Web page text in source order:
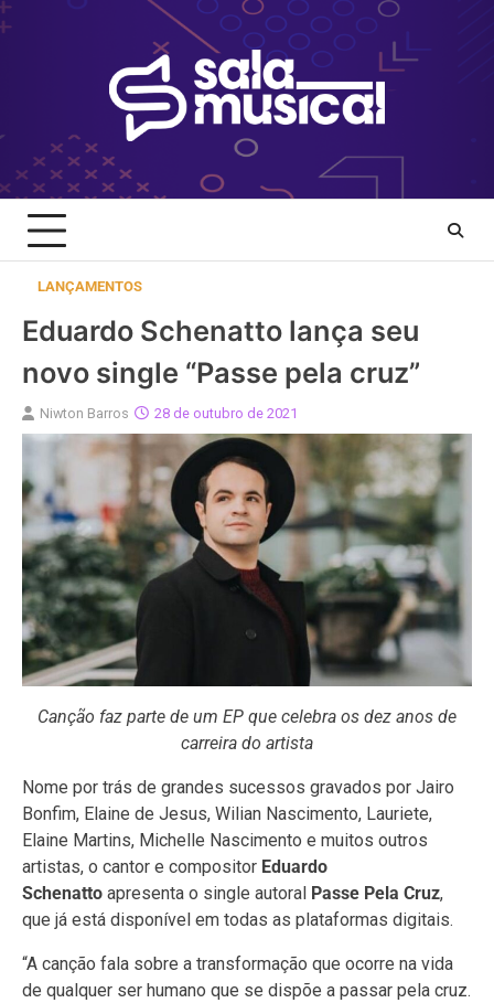
Skip
to
LANÇAMENTOS
Eduardo Schenatto lança seu
novo single “Passe pela cruz”
Niwton Barros 28 de outubro de 2021
Canção faz parte de um EP que celebra os dez anos de
carreira do artista
Nome por trás de grandes sucessos gravados por Jairo
Bonfim, Elaine de Jesus, Wilian Nascimento, Lauriete,
Elaine Martins, Michelle Nascimento e muitos outros
artistas, o cantor e compositor Eduardo
Schenatto apresenta o single autoral Passe Pela Cruz,
que já está disponível em todas as plataformas digitais.
“A canção fala sobre a transformação que ocorre na vida
de qualquer ser humano que se dispõe a passar pela cruz.